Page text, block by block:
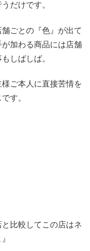
だけです。
ごとの『色』が出て
加わる商品には店舗
しばしば。
ご本人に直接苦情を
す。
比較してこの店はネ